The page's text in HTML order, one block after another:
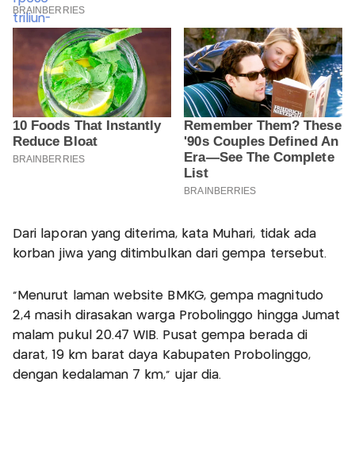
Dari laporan yang diterima, kata Muhari, tidak ada
korban jiwa yang ditimbulkan dari gempa tersebut.
“Menurut laman website BMKG, gempa magnitudo
2,4 masih dirasakan warga Probolinggo hingga Jumat
malam pukul 20.47 WIB. Pusat gempa berada di
darat, 19 km barat daya Kabupaten Probolinggo,
dengan kedalaman 7 km,” ujar dia.